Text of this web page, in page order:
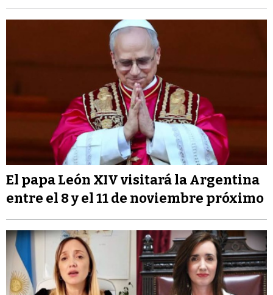
El papa León XIV visitará la Argentina
entre el 8 y el 11 de noviembre próximo